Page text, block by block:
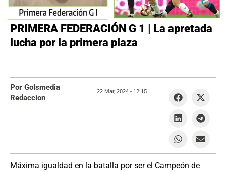
PRIMERA FEDERACIÓN G 1 | La apretada
lucha por la primera plaza
Máxima igualdad en la batalla por ser el Campeón de
Por Golsmedia
Redaccion
22 Mar, 2024 - 12:15